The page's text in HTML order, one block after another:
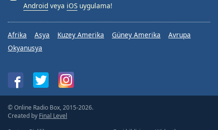
Android veya iOS uygulama!
Afrika Asya Kuzey Amerika Güney Amerika
Avrupa
Okyanusya
© Online Radio Box, 2015-2026.
Created by Final Level